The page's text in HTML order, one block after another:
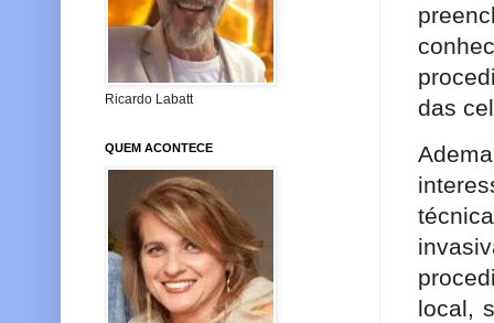
das
local,
Ricardo Labatt
QUEM ACONTECE